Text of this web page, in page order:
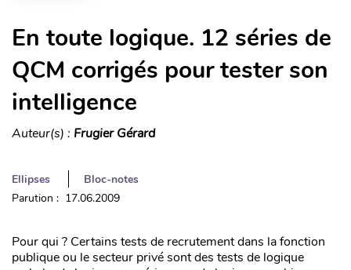
En toute logique. 12 séries de
QCM corrigés pour tester son
intelligence
Auteur(s) : Frugier Gérard
Ellipses
Bloc-notes
Parution : 17.06.2009
Pour qui ? Certains tests de recrutement dans la fonction
publique ou le secteur privé sont des tests de logique